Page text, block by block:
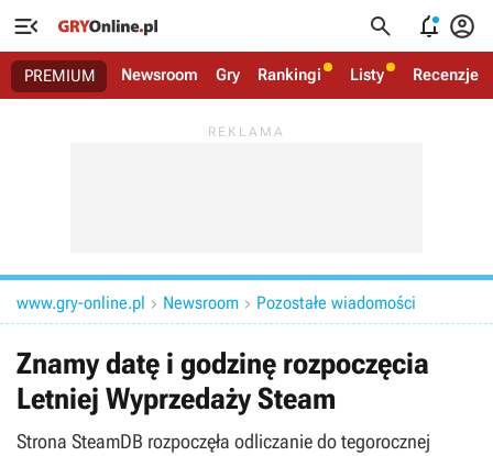
   
PREMIUM Newsroom Gry Rankingi Listy Recenzje
www.gry-online.pl  Newsroom  Pozostałe wiadomości
Znamy datę i godzinę rozpoczęcia
Letniej Wyprzedaży Steam
Strona SteamDB rozpoczęła odliczanie do tegorocznej